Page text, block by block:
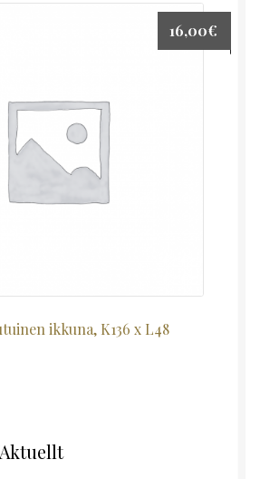
ikkuna, K136 x L48
16,00€